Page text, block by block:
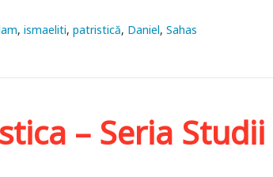
ismaeliti patristică Daniel Sahas
– Seria Studii